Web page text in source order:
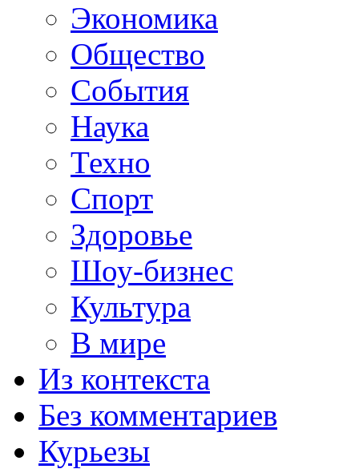
Экономика
Общество
События
Наука
Техно
Спорт
Здоровье
Шоу-бизнес
Культура
В мире
Из контекста
Без комментариев
Курьезы